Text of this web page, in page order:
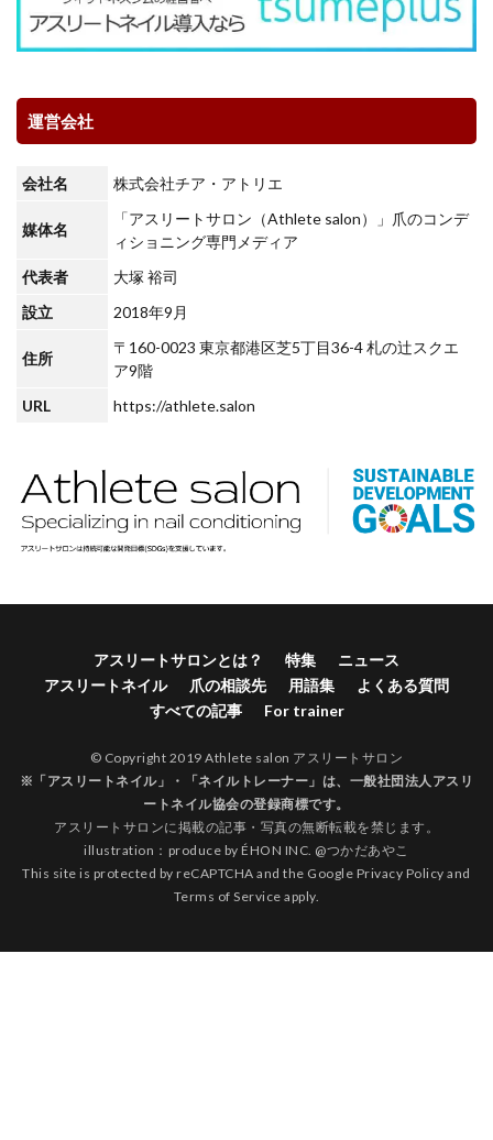
運営会社
会社名 株式会社チア・アトリエ
媒体名
「アスリートサロン（Athlete salon）」爪のコンデ
ィショニング専門メディア
代表者
大塚 裕司
設立
2018年9月
住所
〒160-0023 東京都港区芝5丁目36-4 札の辻スクエ
ア9階
URL
https://athlete.salon
アスリートサロンとは？ 特集
ニュース
アスリートネイル
爪の相談先 用語集
よくある質問
すべての記事
For trainer
© Copyright 2019 Athlete salon アスリートサロン
※「アスリートネイル」・「ネイルトレーナー」は、 一般社団法人アスリ
ートネイル協会の登録商標です。
アスリートサロンに掲載の記事・写真の無断転載を禁じます。
illustration：produce by ÉHON INC. @つかだあやこ
This site is protected by reCAPTCHA and the Google Privacy Policy and
Terms of Service apply.